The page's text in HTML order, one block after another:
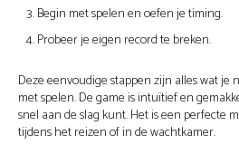
Begin met spelen en oefen je timing.
Probeer je eigen record te breken.
Deze eenvoudige stappen zijn alles wat
met spelen. De game is intuïtief en
snel aan de slag kunt. Het is een perfecte
tijdens het reizen of in de wachtkamer.